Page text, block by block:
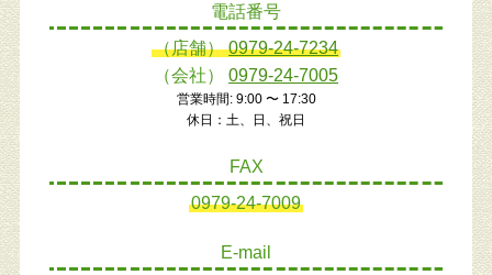
電話番号
（店舗）0979-24-7234
（会社） 0979-24-7005
営業時間: 9:00 〜 17:30
休日：土、日、祝日
FAX
0979-24-7009
E-mail